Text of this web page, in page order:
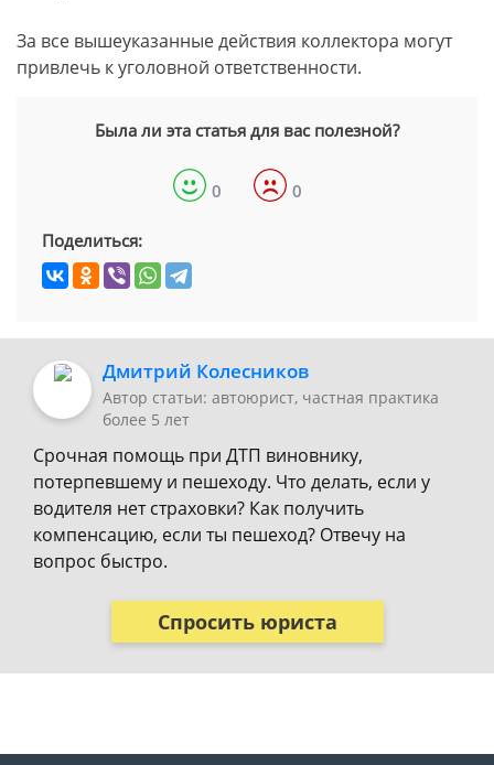
За все вышеуказанные действия коллектора могут
привлечь к уголовной ответственности.
Была ли эта статья для вас полезной?
0 0
Поделиться:
Дмитрий Колесников
Автор статьи: автоюрист, частная практика
более 5 лет
Срочная помощь при ДТП виновнику,
потерпевшему и пешеходу. Что делать, если у
водителя нет страховки? Как получить
компенсацию, если ты пешеход? Отвечу на
вопрос быстро.
Спросить юриста